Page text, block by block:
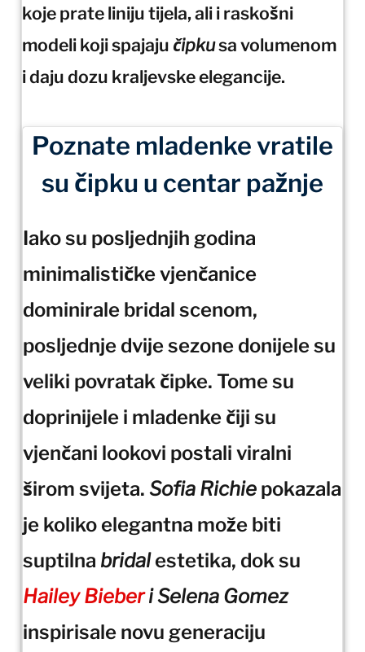
koje prate liniju tijela, ali i raskošni
modeli koji spajaju čipkusa volumenom
i daju dozu kraljevske elegancije.
Poznate mladenke vratile
su čipku u centar pažnje
Iako su posljednjih godina
minimalističke vjenčanice
dominirale bridal scenom,
posljednje dvije sezone donijele su
veliki povratak čipke. Tome su
doprinijele i mladenke čiji su
vjenčani lookovi postali viralni
širom svijeta. Sofia Richie pokazala
je koliko elegantna može biti
suptilna bridalestetika, dok su
Hailey Bieberi Selena Gomez
inspirisale novu generaciju